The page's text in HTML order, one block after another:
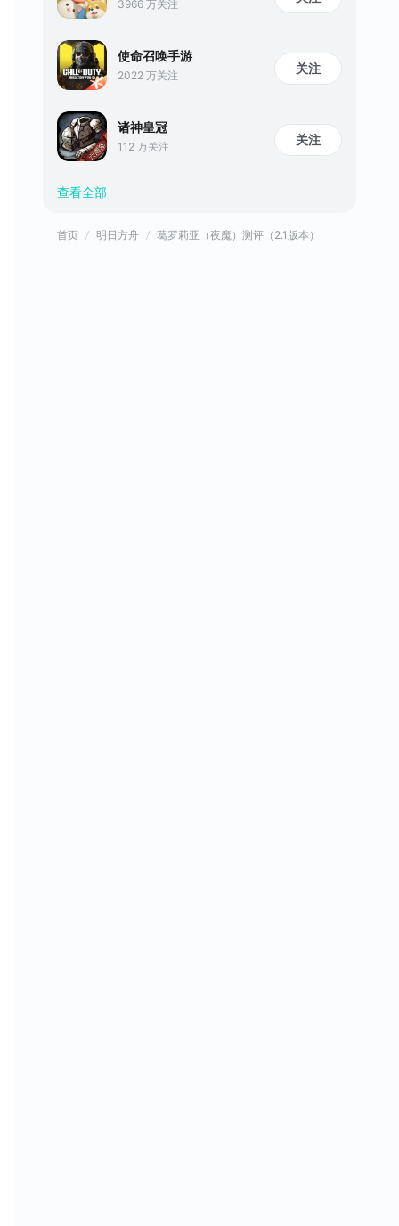
3966 万关注
使命召唤手游
2022 万关注 关注
诸神皇冠
112 万关注 关注
查看全部
首页 明日方舟 葛罗莉亚（夜魔）测评（2.1版本）